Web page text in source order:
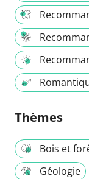
Thèmes
Bois et
Géologie